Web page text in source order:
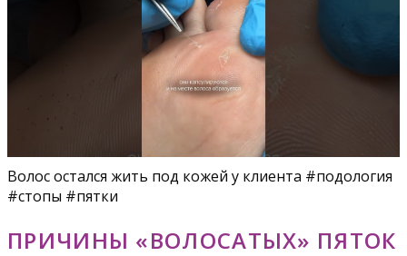
Волос остался жить под кожей у клиента #подология
#стопы #пятки
ПРИЧИНЫ «ВОЛОСАТЫХ» ПЯТОК